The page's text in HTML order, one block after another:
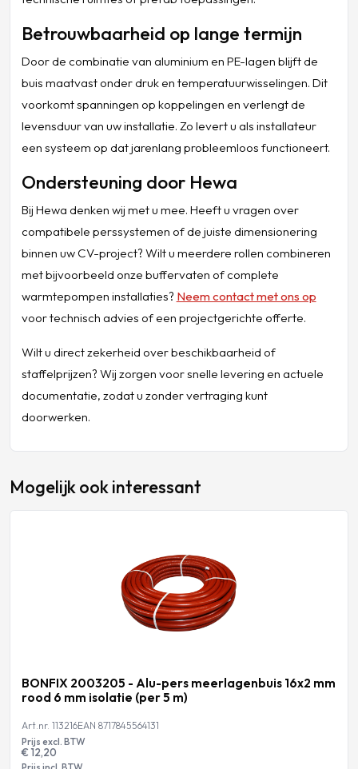
Betrouwbaarheid op lange termijn
Door de combinatie van aluminium en PE-lagen blijft de
buis maatvast onder druk en temperatuurwisselingen. Dit
voorkomt spanningen op koppelingen en verlengt de
levensduur van uw installatie. Zo levert u als installateur
een systeem op dat jarenlang probleemloos functioneert.
Ondersteuning door Hewa
Bij Hewa denken wij met u mee. Heeft u vragen over
compatibele perssystemen of de juiste dimensionering
binnen uw CV-project? Wilt u meerdere rollen combineren
met bijvoorbeeld onze buffervaten of complete
warmtepompen installaties? Neem contact met ons op
voor technisch advies of een projectgerichte offerte.
Wilt u direct zekerheid over beschikbaarheid of
staffelprijzen? Wij zorgen voor snelle levering en actuele
documentatie, zodat u zonder vertraging kunt
doorwerken.
Mogelijk ook interessant
BONFIX 2003205 - Alu-pers meerlagenbuis 16x2 mm
rood 6 mm isolatie (per 5 m)
Art.nr. 113216EAN 8717845564131
Prijs excl. BTW
€ 12,20